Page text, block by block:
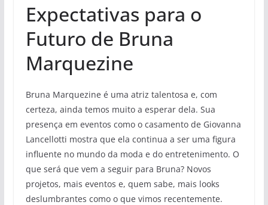
Expectativas para o
Futuro de Bruna
Marquezine
Bruna Marquezine é uma atriz talentosa e, com
certeza, ainda temos muito a esperar dela. Sua
presença em eventos como o casamento de Giovanna
Lancellotti mostra que ela continua a ser uma figura
influente no mundo da moda e do entretenimento. O
que será que vem a seguir para Bruna? Novos
projetos, mais eventos e, quem sabe, mais looks
deslumbrantes como o que vimos recentemente.